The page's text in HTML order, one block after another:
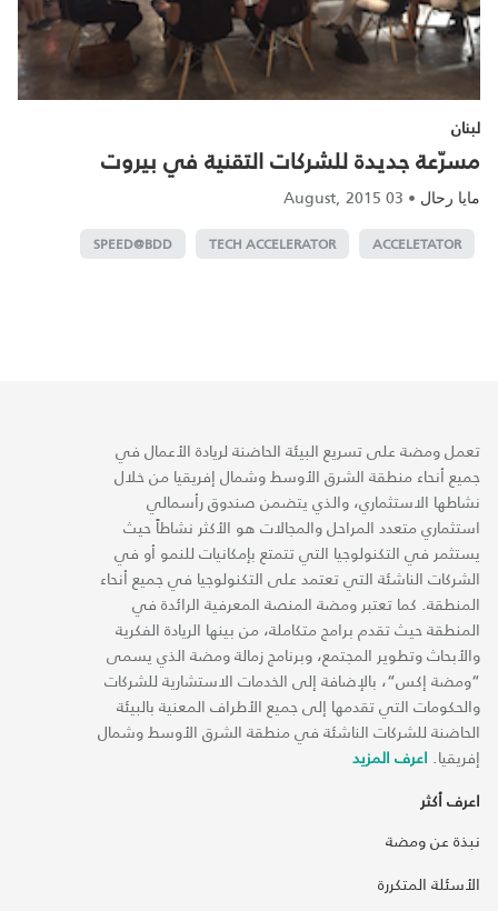
لبنان
مسرّعة جديدة للشركات التقنية في بيروت
مايا رحال •
03 August, 2015
ACCELETATOR
TECH ACCELERATOR
SPEED@BDD
تعمل ومضة على تسريع البيئة الحاضنة لريادة الأعمال في
جميع أنحاء منطقة الشرق الأوسط وشمال إفريقيا من خلال
نشاطها الاستثماري، والذي يتضمن صندوق رأسمالي
استثماري متعدد المراحل والمجالات هو الأكثر نشاطاً حيث
يستثمر في التكنولوجيا التي تتمتع بإمكانيات للنمو أو في
الشركات الناشئة التي تعتمد على التكنولوجيا في جميع أنحاء
المنطقة. كما تعتبر ومضة المنصة المعرفية الرائدة في
المنطقة حيث تقدم برامج متكاملة، من بينها الريادة الفكرية
والأبحاث وتطوير المجتمع، وبرنامج زمالة ومضة الذي يسمى
“ومضة إكس“، بالإضافة إلى الخدمات الاستشارية للشركات
والحكومات التي تقدمها إلى جميع الأطراف المعنية بالبيئة
الحاضنة للشركات الناشئة في منطقة الشرق الأوسط وشمال
إفريقيا. اعرف المزيد
اعرف أكثر
نبذة عن ومضة
الأسئلة المتكررة